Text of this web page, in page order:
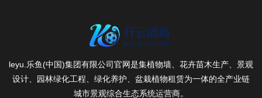
leyu.乐鱼(中国)集团有限公司官网是集植物墙、花卉苗木生产、景观
设计、园林绿化工程、绿化养护、盆栽植物租赁为一体的全产业链
城市景观综合生态系统运营商。